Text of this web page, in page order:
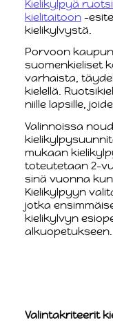
Kielikylpyä
kielitaitoon-
kielikylvystä.
Porvoon
suomenkieliset
varhaista,
kielellä.
niille lapsille,
Valinnoissa
mukaan
toteutetaan 2-
sinä vuonna
Kielikylpyyn
jotka
kielikylvyn
alkuopetukseen.
Valintakriteerit